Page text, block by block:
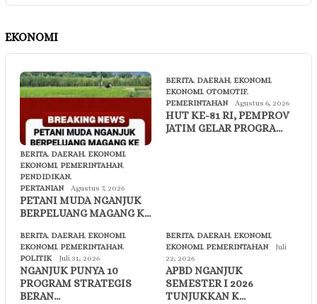
EKONOMI
BERITA, DAERAH, EKONOMI,
EKONOMI, PEMERINTAHAN,
PENDIDIKAN,
PERTANIAN
Agustus 7, 2026
PETANI MUDA NGANJUK
BERPELUANG MAGANG K…
BERITA, DAERAH, EKONOMI,
EKONOMI, OTOMOTIF,
PEMERINTAHAN
Agustus 6, 2026
HUT KE-81 RI, PEMPROV
JATIM GELAR PROGRA…
BERITA, DAERAH, EKONOMI,
EKONOMI, PEMERINTAHAN,
POLITIK
Juli 31, 2026
NGANJUK PUNYA 10
PROGRAM STRATEGIS
BERAN…
BERITA, DAERAH, EKONOMI,
EKONOMI, PEMERINTAHAN
Juli
22, 2026
APBD NGANJUK
SEMESTER I 2026
TUNJUKKAN K…